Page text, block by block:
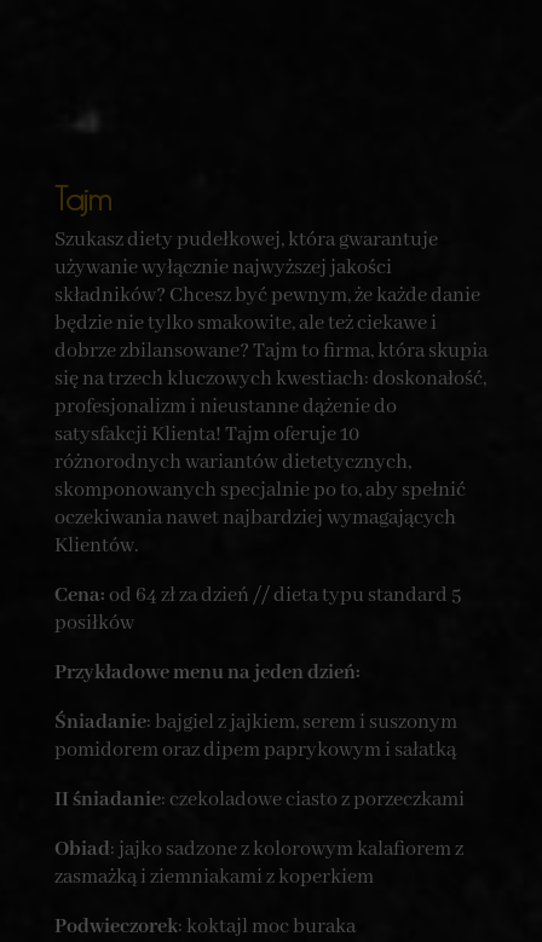
Tajm
Szukasz diety pudełkowej, która gwarantuje
używanie wyłącznie najwyższej jakości
składników? Chcesz być pewnym, że każde danie
będzie nie tylko smakowite, ale też ciekawe i
dobrze zbilansowane? Tajm to firma, która skupia
się na trzech kluczowych kwestiach: doskonałość,
profesjonalizm i nieustanne dążenie do
satysfakcji Klienta! Tajm oferuje 10
różnorodnych wariantów dietetycznych,
skomponowanych specjalnie po to, aby spełnić
oczekiwania nawet najbardziej wymagających
Klientów.
Cena: od 64 zł za dzień // dieta typu standard 5
posiłków
Przykładowe menu na jeden dzień:
Śniadanie: bajgiel z jajkiem, serem i suszonym
pomidorem oraz dipem paprykowym i sałatką
II śniadanie: czekoladowe ciasto z porzeczkami
Obiad: jajko sadzone z kolorowym kalafiorem z
zasmażką i ziemniakami z koperkiem
Podwieczorek: koktajl moc buraka